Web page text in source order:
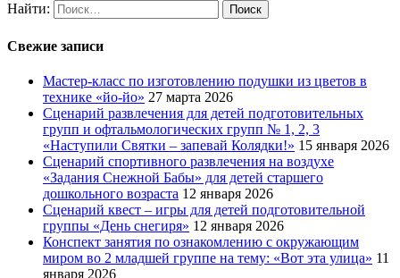
Найти:
Свежие записи
Мастер-класс по изготовлению подушки из цветов в
технике «йо-йо» 27 марта 2026
Сценарий развлечения для детей подготовительных
групп и офтальмологических групп № 1, 2, 3
«Наступили Святки – запевай Колядки!» 15 января 2026
Сценарий спортивного развлечения на воздухе
«Задания Снежной Бабы» для детей старшего
дошкольного возраста 12 января 2026
Сценарий квест – игры для детей подготовительной
группы «День снегиря» 12 января 2026
Конспект занятия по ознакомлению с окружающим
миром во 2 младшей группе на тему: «Вот эта улица» 11
января 2026